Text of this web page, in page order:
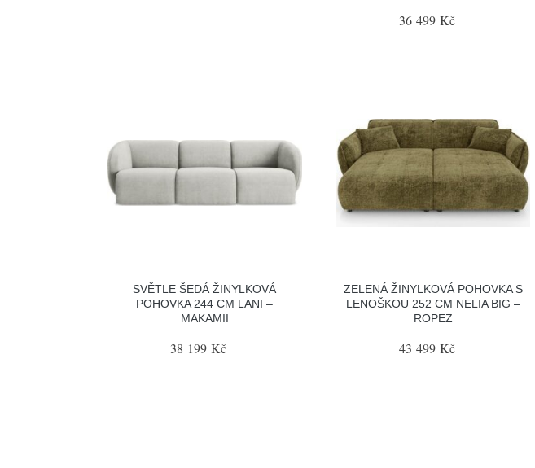
36 499 Kč
SVĚTLE ŠEDÁ ŽINYLKOVÁ
POHOVKA 244 CM LANI –
MAKAMII
38 199 Kč
ZELENÁ ŽINYLKOVÁ POHOVKA S
LENOŠKOU 252 CM NELIA BIG –
ROPEZ
43 499 Kč